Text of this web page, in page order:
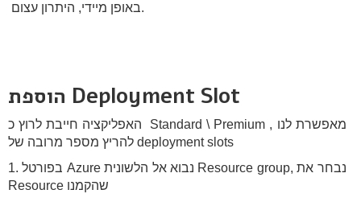
באופן מיידי, היתרון עצום.
הוספת Deployment Slot
האפליקציה חייבת לרוץ כ Standard \ Premium , מאפשרת לנו
להריץ מספר מרובה של deployment slots
1. בפורטל Azure נבוא אל הלשונית Resource group, נבחר את
Resource שהקמנו